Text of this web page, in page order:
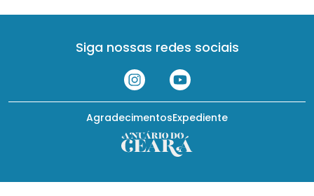
Siga nossas redes sociais
Expediente
Agradecimentos